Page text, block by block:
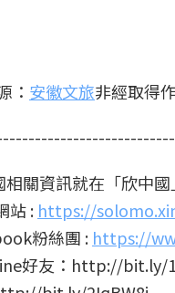
： 安徽文旅非經取得
關資訊就在「欣中國
站 : https://
粉絲團 : https://
好友：http://bit.ly/